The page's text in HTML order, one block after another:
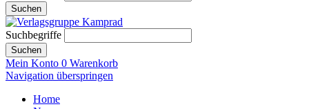
Suchen
Suchbegriffe
Suchen
Mein Konto 0 Warenkorb
Navigation überspringen
Home